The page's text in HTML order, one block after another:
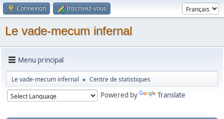
Connexion Inscrivez-vous
Le vade-mecum infernal
Menu principal
Le vade-mecum infernal ► Centre de statistiques
Powered by Translate